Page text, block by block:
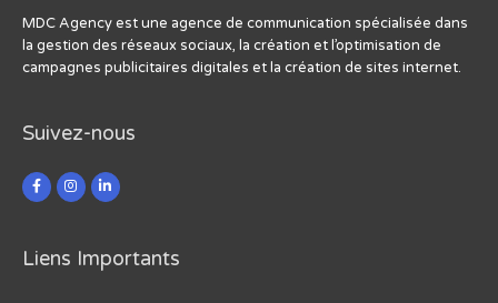
MDC Agency est une agence de communication spécialisée dans
la gestion des réseaux sociaux, la création et l’optimisation de
campagnes publicitaires digitales et la création de sites internet.
Suivez-nous
Liens Importants